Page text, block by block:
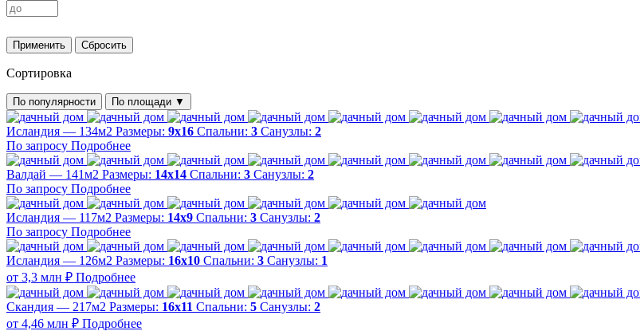
Применить Сбросить
Сортировка
По популярности По площади ▼
Исландия — 134м2 Размеры: 9х16 Спальни: 3 Санузлы: 2
По запросу Подробнее
Валдай — 141м2 Размеры: 14х14 Спальни: 3 Санузлы: 2
По запросу Подробнее
Исландия — 117м2 Размеры: 14х9 Спальни: 3 Санузлы: 2
По запросу Подробнее
Исландия — 126м2 Размеры: 16х10 Спальни: 3 Санузлы: 1
от 3,3 млн ₽ Подробнее
Скандия — 217м2 Размеры: 16х11 Спальни: 5 Санузлы: 2
от 4,46 млн ₽ Подробнее